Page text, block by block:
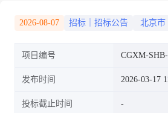
2026-08-07 招标｜招标公告 北京市
项目编号 CGXM-
发布时间 2026-03-17
投标截止时间